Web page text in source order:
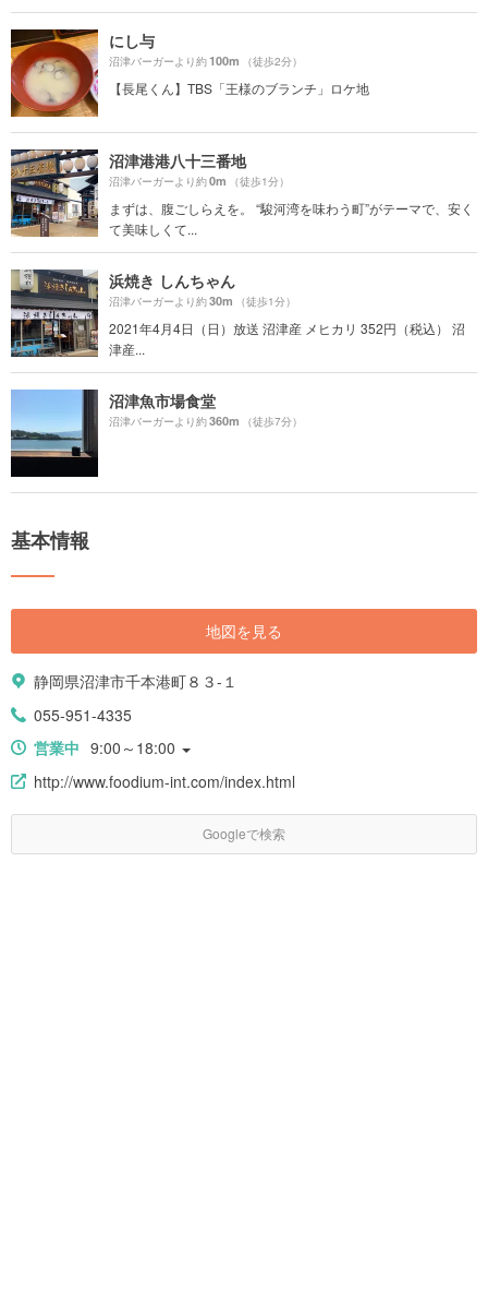
にし与
沼津バーガーより約100m （徒歩2分）
【長尾くん】TBS「王様のブランチ」ロケ地
沼津港港八十三番地
沼津バーガーより約0m （徒歩1分）
まずは、腹ごしらえを。 “駿河湾を味わう町”がテーマで、安く
て美味しくて...
浜焼き しんちゃん
沼津バーガーより約30m （徒歩1分）
2021年4月4日（日）放送 沼津産 メヒカリ 352円（税込） 沼
津産...
沼津魚市場食堂
沼津バーガーより約360m （徒歩7分）
基本情報
地図を見る
静岡県沼津市千本港町８３-１
055-951-4335
営業中 9:00～18:00
http://www.foodium-int.com/index.html
Googleで検索